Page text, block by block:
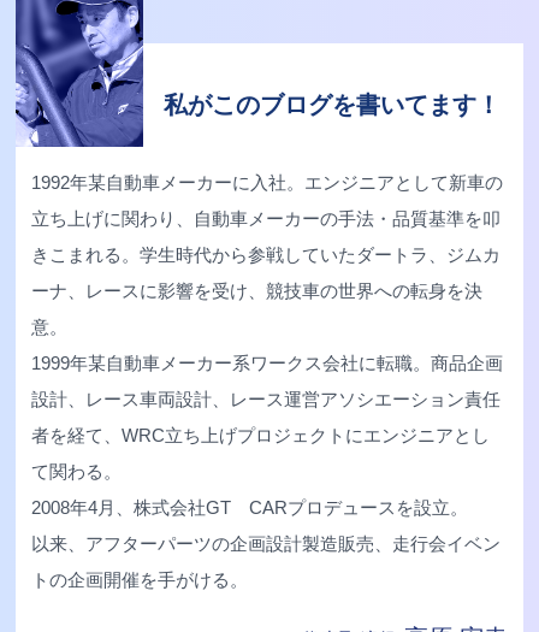
私がこのブログを書いてます！
1992年某自動車メーカーに入社。エンジニアとして新車の
立ち上げに関わり、自動車メーカーの手法・品質基準を叩
きこまれる。学生時代から参戦していたダートラ、ジムカ
ーナ、レースに影響を受け、競技車の世界への転身を決
意。
1999年某自動車メーカー系ワークス会社に転職。商品企画
設計、レース車両設計、レース運営アソシエーション責任
者を経て、WRC立ち上げプロジェクトにエンジニアとし
て関わる。
2008年4月、株式会社GT CARプロデュースを設立。
以来、アフターパーツの企画設計製造販売、走行会イベン
トの企画開催を手がける。